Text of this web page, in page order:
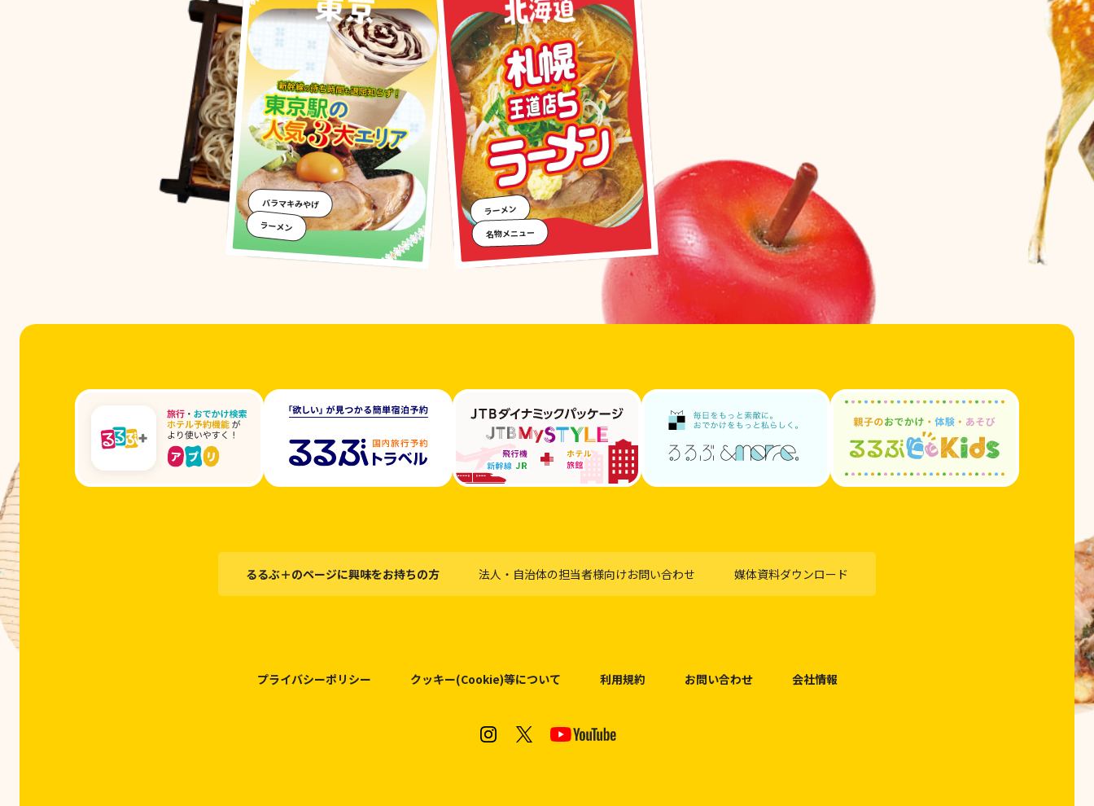
バラマキみやげ
ラーメン
ラーメン
名物メニュー
るるぶ＋のページに興味をお持ちの方 法人・自治体の担当者様向けお問い合わせ 媒体資料ダウンロード
プライバシーポリシー クッキー(Cookie)等について 利用規約 お問い合わせ 会社情報